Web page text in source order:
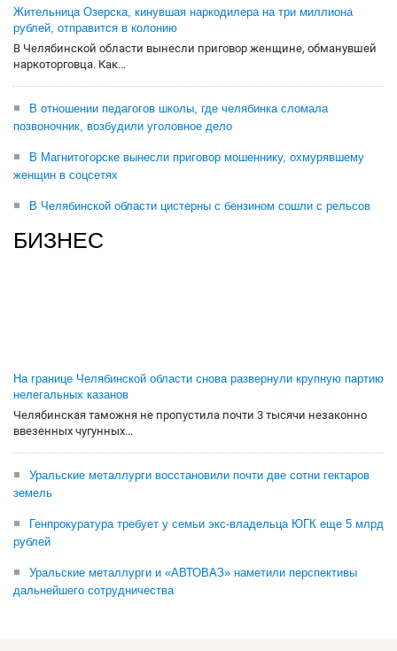
Жительница Озерска, кинувшая наркодилера на три миллиона
рублей, отправится в колонию
В Челябинской области вынесли приговор женщине, обманувшей
наркоторговца. Как...
В отношении педагогов школы, где челябинка сломала
позвоночник, возбудили уголовное дело
В Магнитогорске вынесли приговор мошеннику, охмурявшему
женщин в соцсетях
В Челябинской области цистерны с бензином сошли с рельсов
БИЗНЕС
На границе Челябинской области снова развернули крупную партию
нелегальных казанов
Челябинская таможня не пропустила почти 3 тысячи незаконно
ввезенных чугунных...
Уральские металлурги восстановили почти две сотни гектаров
земель
Генпрокуратура требует у семьи экс-владельца ЮГК еще 5 млрд
рублей
Уральские металлурги и «АВТОВАЗ» наметили перспективы
дальнейшего сотрудничества